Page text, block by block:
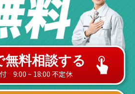
無料相談する
9:00 ~ 18:00 不定休